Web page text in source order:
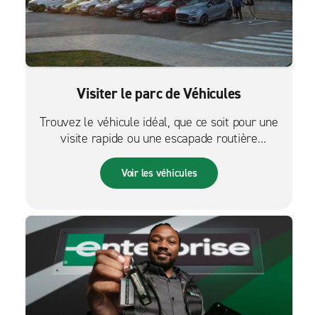
Visiter le parc de Véhicules
Trouvez le véhicule idéal, que ce soit pour une
visite rapide ou une escapade routière
palpitante.
Voir les véhicules